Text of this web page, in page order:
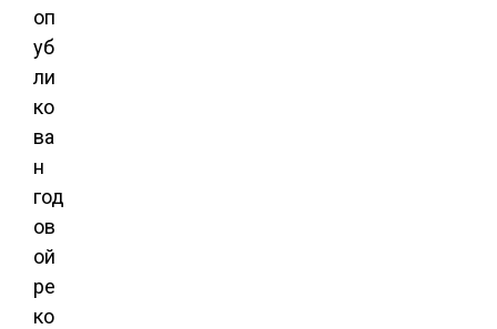
оп
уб
ли
ко
ва
н
год
ов
ой
ре
ко